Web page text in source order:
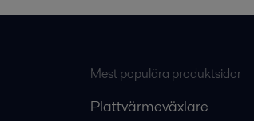
Mest populära produktsidor
Plattvärmeväxlare